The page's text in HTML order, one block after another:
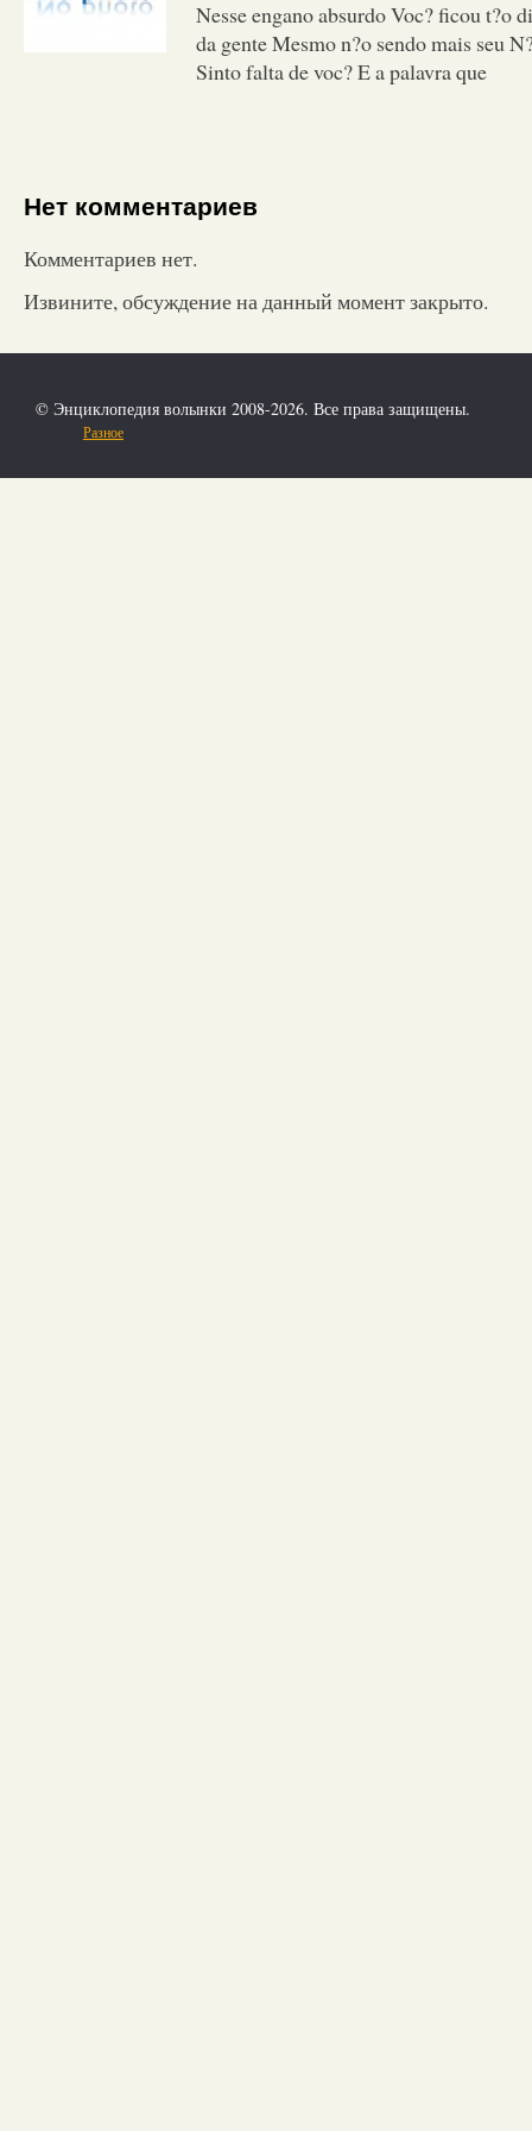
Nesse engano absurdo Voc? ficou t?o
da gente Mesmo n?o sendo mais seu
Sinto falta de voc? E a palavra que
Нет комментариев
Комментариев нет.
Извините, обсуждение на данный момент закрыто.
© Энциклопедия волынки 2008-2026. Все права защищены.
Разное